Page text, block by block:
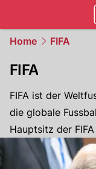
Home FIFA
FIFA
FIFA ist der
die globale
Hauptsitz der